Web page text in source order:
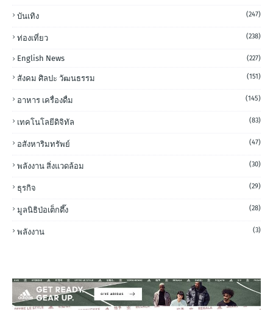
บันเทิง (247)
ท่องเที่ยว (238)
English News (227)
สังคม ศิลปะ วัฒนธรรม (151)
อาหาร เครื่องดื่ม (145)
เทคโนโลยีดิจิทัล (83)
อสังหาริมทรัพย์ (47)
พลังงาน สิ่งแวดล้อม (30)
ธุรกิจ (29)
มูลนิธิป่อเต็กตึ๊ง (28)
พลังงาน (3)